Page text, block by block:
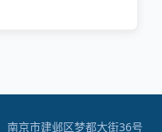
南京市建邺区梦都大街36号